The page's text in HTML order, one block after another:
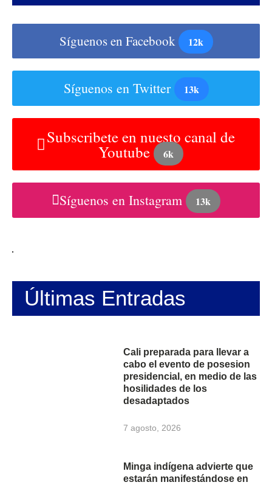
Síguenos en Facebook 12k
Síguenos en Twitter 13k
Subscribete en nuesto canal de
Youtube 6k
Síguenos en Instagram 13k
Últimas Entradas
Cali preparada para llevar a
cabo el evento de posesion
presidencial, en medio de las
hosilidades de los
desadaptados
7 agosto, 2026
Minga indígena advierte que
estarán manifestándose en